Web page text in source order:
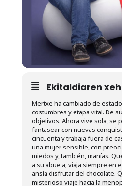
Ekitaldiaren
Mertxe ha cambiado de
costumbres y etapa vital. De
objetivos. Ahora vive sola, se
fantasear con nuevas
cincuenta y trabaja fuera de
una mujer sensible, con
miedos y, también, manías.
a su abuela, viaja siempre en
ansía disfrutar del chocolate.
misterioso viaje hacia la